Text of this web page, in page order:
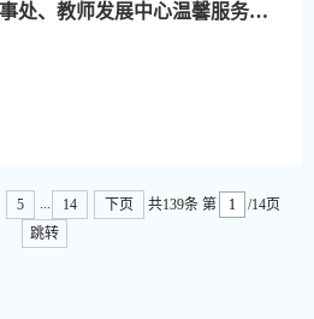
党委教师工作部、人事处、教师发展中心温馨服务提示（第11周）
5 14 下页 共139条 第
/14页
跳转